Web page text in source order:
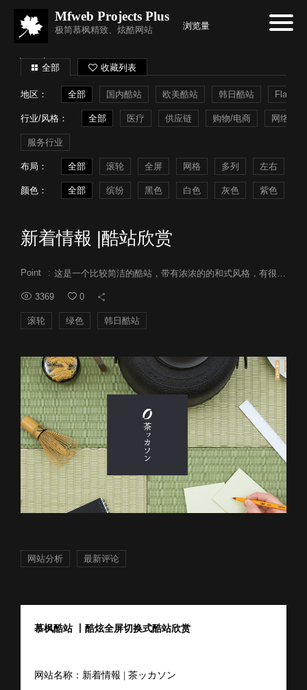
Mfweb Projects Plus
极简慕枫精致、炫酷网站 浏览量
全部 收藏列表
地区： 全部 国内酷站 欧美酷站 韩日酷站 Flash
行业/风格： 全部 医疗 供应链 购物/电商 网络系统
服务行业
布局： 全部 滚轮 全屏 网格 多列 左右
颜色： 全部 缤纷 黑色 白色 灰色 紫色
新着情報 |酷站欣赏
Point : 这是一个比较简洁的酷站，带有浓浓的的和式风格，有很强欣赏性。
3369 0
滚轮 绿色 韩日酷站
网站分析 最新评论
慕枫酷站 丨酷炫全屏切换式酷站欣赏
网站名称：新着情報 | 茶ッカソン